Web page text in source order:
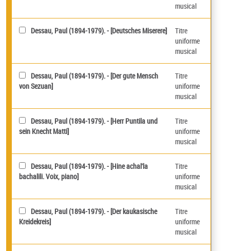
musical
Dessau, Paul (1894-1979). - [Deutsches Miserere]
Titre
uniforme
musical
Dessau, Paul (1894-1979). - [Der gute Mensch
von Sezuan]
Titre
uniforme
musical
Dessau, Paul (1894-1979). - [Herr Puntila und
sein Knecht Matti]
Titre
uniforme
musical
Dessau, Paul (1894-1979). - [Hine achal'la
bachalili. Voix, piano]
Titre
uniforme
musical
Dessau, Paul (1894-1979). - [Der kaukasische
Kreidekreis]
Titre
uniforme
musical